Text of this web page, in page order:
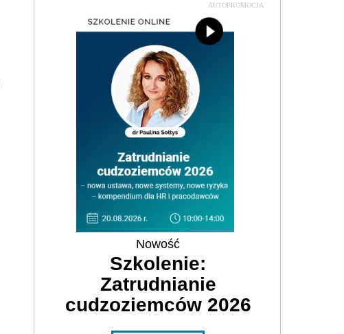
AUTOPROMOCJA
Nowość
Szkolenie:
Zatrudnianie
cudzoziemców 2026